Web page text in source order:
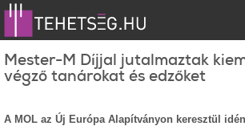
Mester-M Díjjal jutalmaztak
végző tanárokat és edzőket
A MOL az Új Európa Alapítványon keresztül